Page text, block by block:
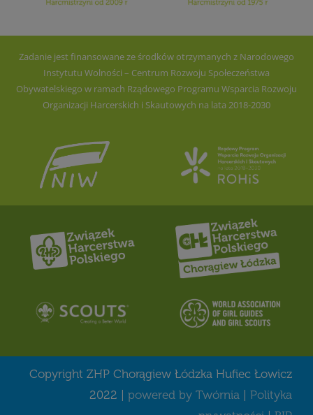
Zadanie jest finansowane ze środków otrzymanych z Narodowego
Instytutu Wolności – Centrum Rozwoju Społeczeństwa
Obywatelskiego w ramach Rządowego Programu Wsparcia Rozwoju
Organizacji Harcerskich i Skautowych na lata 2018-2030
Copyright ZHP Chorągiew Łódzka Hufiec Łowicz
2022 | powered by Twórnia
Polityka